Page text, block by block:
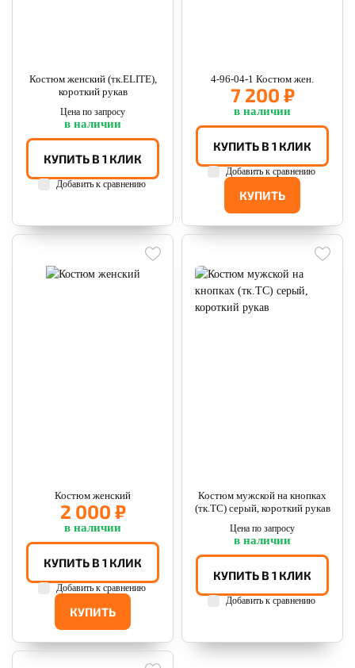
Костюм женский (тк.ELITE),
короткий рукав
Цена по запросу
в наличии
КУПИТЬ В 1 КЛИК
Добавить к сравнению
4-96-04-1 Костюм жен.
7 200 ₽
в наличии
КУПИТЬ
КУПИТЬ В 1 КЛИК
Добавить к сравнению
Костюм женский
2 000 ₽
в наличии
КУПИТЬ
КУПИТЬ В 1 КЛИК
Добавить к сравнению
Костюм мужской на кнопках
(тк.ТС) серый, короткий рукав
Цена по запросу
в наличии
КУПИТЬ В 1 КЛИК
Добавить к сравнению